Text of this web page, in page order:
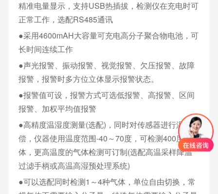
精准电量显示，支持USB热插拔，检测仪在充电时可
正常工作，选配RS485通讯
●采用4600mAH大容量可充电高分子聚合物电池，可
长时间连续工作
●声光报警、振动报警、视觉报警、欠压报警、故障
报警，报警时多方位立体显示报警状态。
●报警值可设，报警方式可选低报警、高报警、区间
报警、加权平均值报警
●高精度温湿度测量(选配)，同时对传感器进行温度补
偿，仪器使用温度范围-40～70度，可检测400度的气
体，更高温度的气体检测可订制(选配高温采样降温
过滤手柄或高温高湿预处理系统)
●可以选配同时检测1～4种气体，单位自由切换，常